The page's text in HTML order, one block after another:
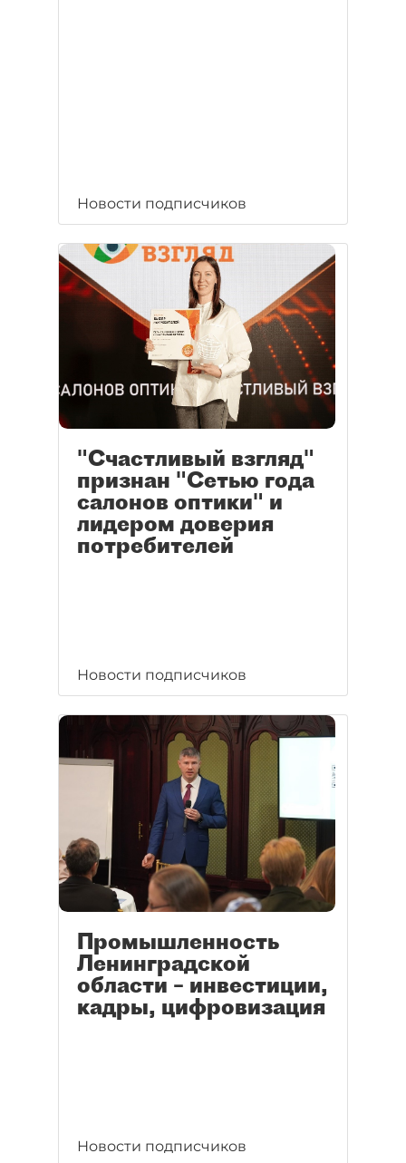
Новости подписчиков
"Счастливый взгляд"
признан "Сетью года
салонов оптики" и
лидером доверия
потребителей
Новости подписчиков
Промышленность
Ленинградской
области – инвестиции,
кадры, цифровизация
Новости подписчиков